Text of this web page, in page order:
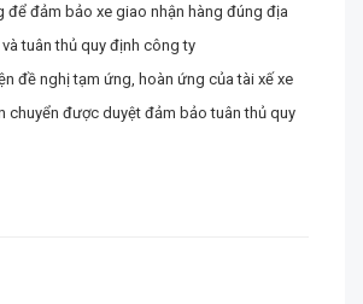
để đảm bảo xe giao nhận hàng đúng địa
tuân thủ quy định công ty
đề nghị tạm ứng, hoàn ứng của tài xế xe
chuyển được duyệt đảm bảo tuân thủ quy